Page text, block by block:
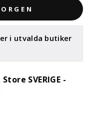
i utvalda butiker
Store SVERIGE -